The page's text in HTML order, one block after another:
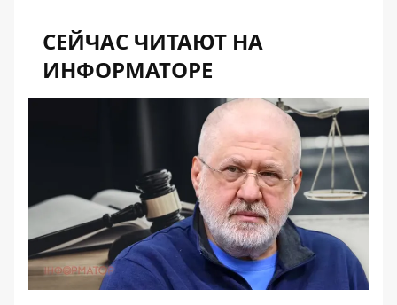
СЕЙЧАС ЧИТАЮТ НА
ИНФОРМАТОРЕ